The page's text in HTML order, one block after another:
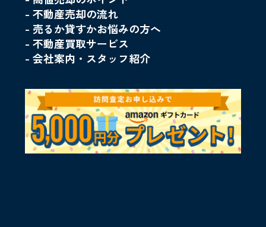
- 不動産売却の流れ
- 売るか貸すかお悩みの方へ
- 不動産買取サービス
- 会社案内・スタッフ紹介